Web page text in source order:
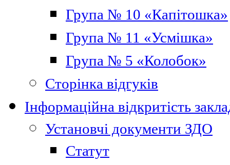
Група № 10 «Капітошка»
Група № 11 «Усмішка»
Група № 5 «Колобок»
Сторінка відгуків
Інформаційна відкритість
Установчі документи ЗДО
Статут